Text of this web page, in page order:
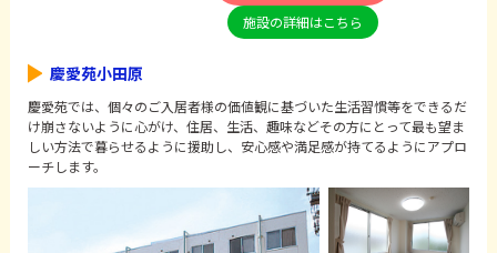
施設の詳細はこちら
慶愛苑小田原
慶愛苑では、個々のご入居者様の価値観に基づいた生活習慣等をできるだ
け崩さないように心がけ、住居、生活、趣味などその方にとって最も望ま
しい方法で暮らせるように援助し、安心感や満足感が持てるようにアプロ
ーチします。